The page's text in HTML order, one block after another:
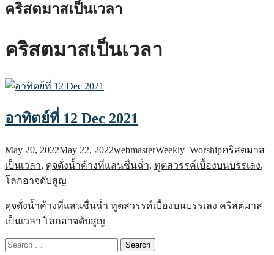
คริสตมาสเป็นเวลา
คริสตมาสเป็นเวลา
อาทิตย์ที่ 12 Dec 2021
May 20, 2022May 22, 2022webmasterWeekly_Worshipคริสตมาส
เป็นเวลา, ดุจดั่งน้ำค้างที่แสนชื่นฉ่ำ, ทูตสวรรค์เบื้องบนบรรเลง,
โลกอาจดับสูญ
ดุจดั่งน้ำค้างที่แสนชื่นฉ่ำ ทูตสวรรค์เบื้องบนบรรเลง คริสตมาส
เป็นเวลา โลกอาจดับสูญ
Search